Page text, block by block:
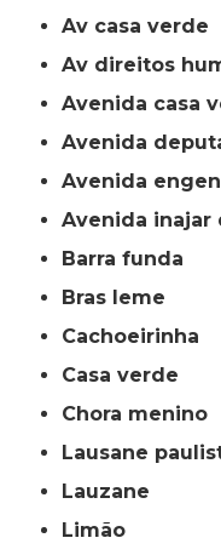
av casa verde
av direitos
avenida casa
avenida
avenida
avenida inajar
barra funda
bras leme
cachoeirinha
casa verde
chora menino
lausane
lauzane
limão